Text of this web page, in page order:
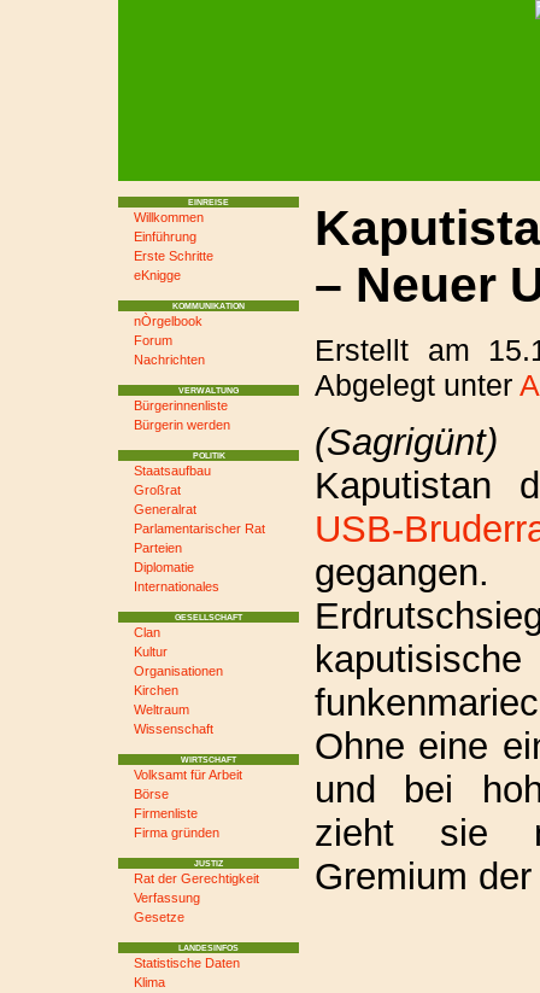
EINREISE
Willkommen
Einführung
Erste Schritte
eKnigge
KOMMUNIKATION
nÒrgelbook
Forum
Nachrichten
VERWALTUNG
Bürgerinnenliste
Bürgerin werden
POLITIK
Staatsaufbau
Großrat
Generalrat
Parlamentarischer Rat
Parteien
Diplomatie
Internationales
GESELLSCHAFT
Clan
Kultur
Organisationen
Kirchen
Weltraum
Wissenschaft
WIRTSCHAFT
Volksamt für Arbeit
Börse
Firmenliste
Firma gründen
JUSTIZ
Rat der Gerechtigkeit
Verfassung
Gesetze
LANDESINFOS
Statistische Daten
Klima
– Neuer
Erstellt am
Abgelegt unter
(Sagrigünt)
Kaputistan
USB-
Ohne eine
und bei
zieht sie
Gremium